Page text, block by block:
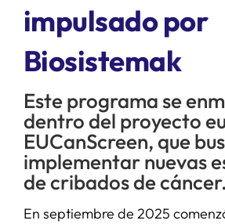
APOYO I+D+I
NOTICIAS
impulsado por
Biosistemak
Este programa se
dentro del proyecto
EUCanScreen, que
implementar nuevas
de cribados de cáncer.
En septiembre de 2025